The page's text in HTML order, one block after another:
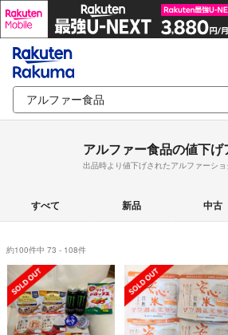
アルファー食品の値下げ
出品時より値下げされたアルファーシ
すべて 新品 中古
約100件中 73 - 108件